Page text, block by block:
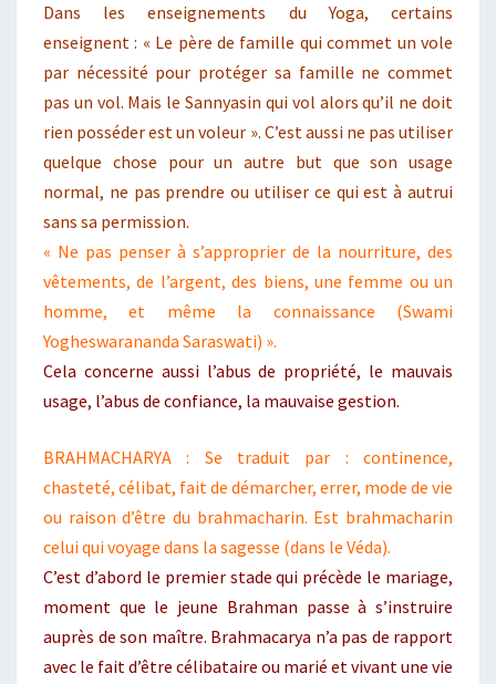
Dans les enseignements du Yoga, certains
enseignent : « Le père de famille qui commet un vole
par nécessité pour protéger sa famille ne commet
pas un vol. Mais le Sannyasin qui vol alors qu’il ne doit
rien posséder est un voleur ». C’est aussi ne pas utiliser
quelque chose pour un autre but que son usage
normal, ne pas prendre ou utiliser ce qui est à autrui
sans sa permission.
« Ne pas penser à s’approprier de la nourriture, des
vêtements, de l’argent, des biens, une femme ou un
homme, et même la connaissance (Swami
Yogheswarananda Saraswati) ».
Cela concerne aussi l’abus de propriété, le mauvais
usage, l’abus de confiance, la mauvaise gestion.
BRAHMACHARYA : Se traduit par : continence,
chasteté, célibat, fait de démarcher, errer, mode de vie
ou raison d’être du brahmacharin. Est brahmacharin
celui qui voyage dans la sagesse (dans le Véda).
C’est d’abord le premier stade qui précède le mariage,
moment que le jeune Brahman passe à s’instruire
auprès de son maître. Brahmacarya n’a pas de rapport
avec le fait d’être célibataire ou marié et vivant une vie